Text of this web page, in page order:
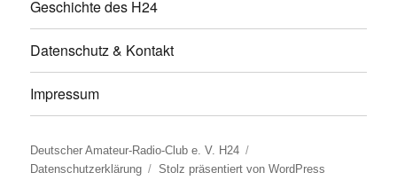
Geschichte des H24
Datenschutz & Kontakt
Impressum
Deutscher Amateur-Radio-Club e. V. H24
Datenschutzerklärung
Stolz präsentiert von WordPress